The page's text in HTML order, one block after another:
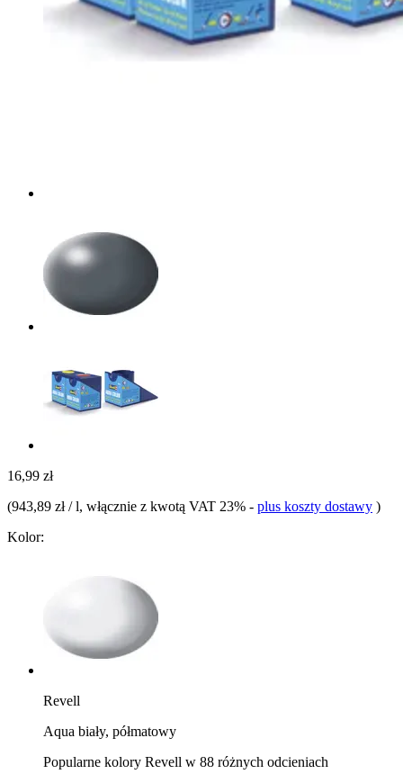
16,99 zł
(943,89 zł / l, włącznie z kwotą VAT 23% - plus koszty dostawy )
Kolor:
Revell
Aqua biały, półmatowy
Popularne kolory Revell w 88 różnych odcieniach